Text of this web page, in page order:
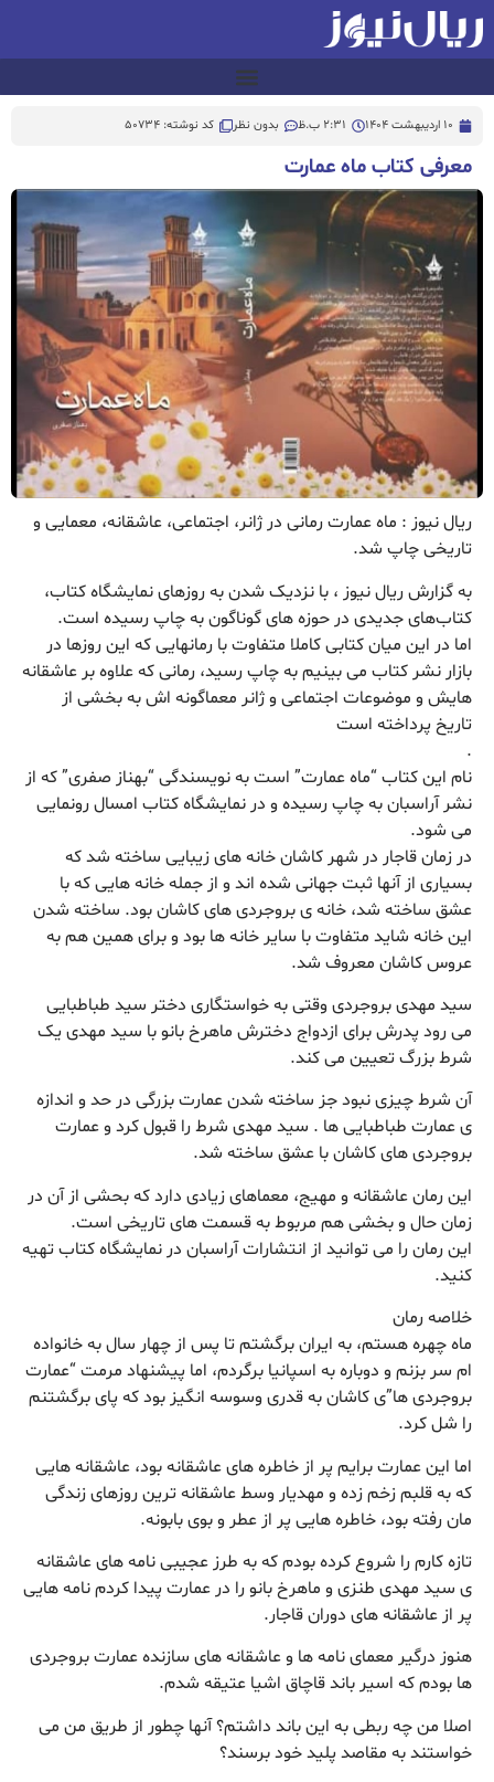
10 اردیبهشت 1404 2:31 ب.ظ بدون نظر کد نوشته: 50734
معرفی کتاب ماه عمارت
ریال نیوز : ماه عمارت رمانی در ژانر، اجتماعی، عاشقانه، معمایی و
تاریخی چاپ شد.
به گزارش ریال نیوز ، با نزدیک شدن به روزهای نمایشگاه کتاب،
کتاب‌های جدیدی در حوزه های گوناگون به چاپ رسیده است.
اما در این میان کتابی کاملا متفاوت با رمانهایی که این روزها در
بازار نشر کتاب می بینیم به چاپ رسید، رمانی که علاوه بر عاشقانه
هایش و موضوعات اجتماعی و ژانر معماگونه اش به بخشی از
تاریخ پرداخته است
.
نام این کتاب “ماه عمارت” است به نویسندگی “بهناز صفری” که از
نشر آراسبان به چاپ رسیده و در نمایشگاه کتاب امسال رونمایی
می شود.
در زمان قاجار در شهر کاشان خانه های زیبایی ساخته شد که
بسیاری از آنها ثبت جهانی شده اند و از جمله خانه هایی که با
عشق ساخته شد، خانه ی بروجردی های کاشان بود. ساخته شدن
این خانه شاید متفاوت با سایر خانه ها بود و برای همین هم به
عروس کاشان معروف شد.
سید مهدی بروجردی وقتی به خواستگاری دختر سید طباطبایی
می رود پدرش برای ازدواج دخترش ماهرخ بانو با سید مهدی یک
شرط بزرگ تعیین می کند.
آن شرط چیزی نبود جز ساخته شدن عمارت بزرگی در حد و اندازه
ی عمارت طباطبایی ها . سید مهدی شرط را قبول کرد و عمارت
بروجردی های کاشان با عشق ساخته شد.
این رمان عاشقانه و مهیج، معماهای زیادی دارد که بحشی از آن در
زمان حال و بخشی هم مربوط به قسمت های تاریخی است.
این رمان را می توانید از انتشارات آراسبان در نمایشگاه کتاب تهیه
کنید.
خلاصه رمان
ماه چهره هستم، به ایران برگشتم تا پس از چهار سال به خانواده
ام سر بزنم و دوباره به اسپانیا برگردم، اما پیشنهاد مرمت “عمارت
بروجردی ها”ی کاشان به قدری وسوسه انگیز بود که پای برگشتنم
را شل کرد.
اما این عمارت برایم پر از خاطره های عاشقانه بود، عاشقانه هایی
که به قلبم زخم زده و مهدیار وسط عاشقانه ترین روزهای زندگی
مان رفته بود، خاطره هایی پر از عطر و بوی بابونه.
تازه کارم را شروع کرده بودم که به طرز عجیبی نامه های عاشقانه
ی سید مهدی طنزی و ماهرخ بانو را در عمارت پیدا کردم نامه هایی
پر از عاشقانه های دوران قاجار.
هنوز درگیر معمای نامه ها و عاشقانه های سازنده عمارت بروجردی
ها بودم که اسیر باند قاچاق اشیا عتیقه شدم.
اصلا من چه ربطی به این باند داشتم؟ آنها چطور از طریق من می
خواستند به مقاصد پلید خود برسند؟